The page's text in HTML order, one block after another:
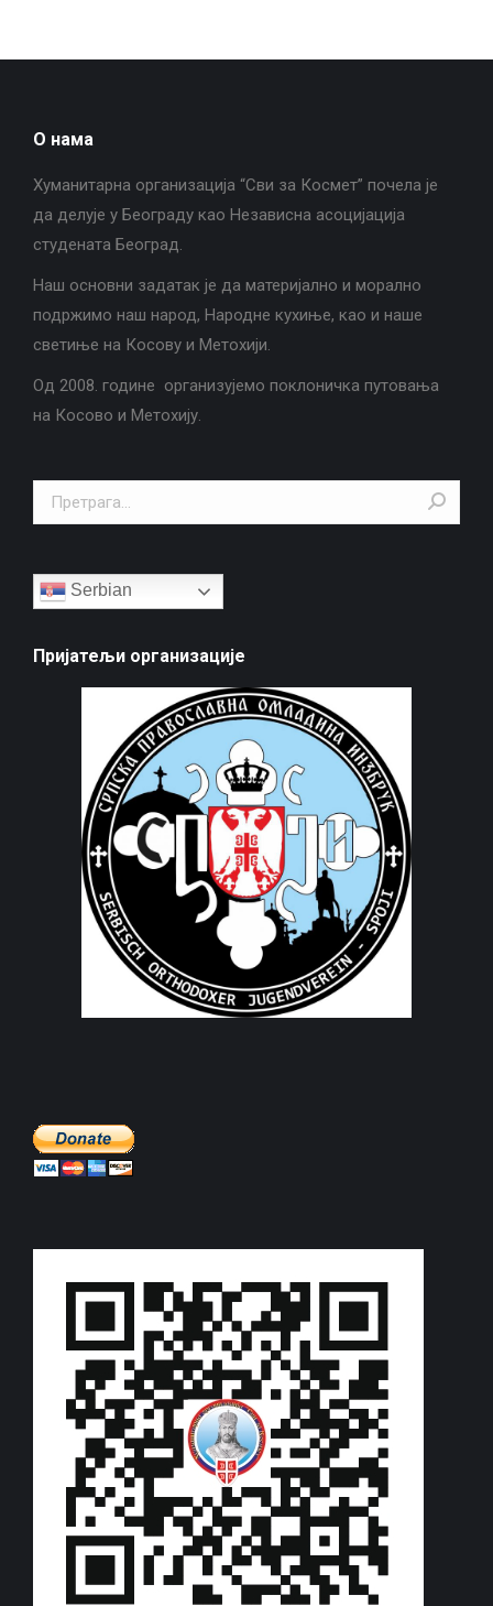
О нама
Хуманитарна организација “Сви за Космет” почела је
да делује у Београду као Независна асоцијација
студената Београд.
Наш основни задатак је да материјално и морално
подржимо наш народ, Народне кухиње, као и наше
светиње на Косову и Метохији.
Од 2008. године организујемо поклоничка путовања
на Косово и Метохију.
Search:
Serbian
Пријатељи организације